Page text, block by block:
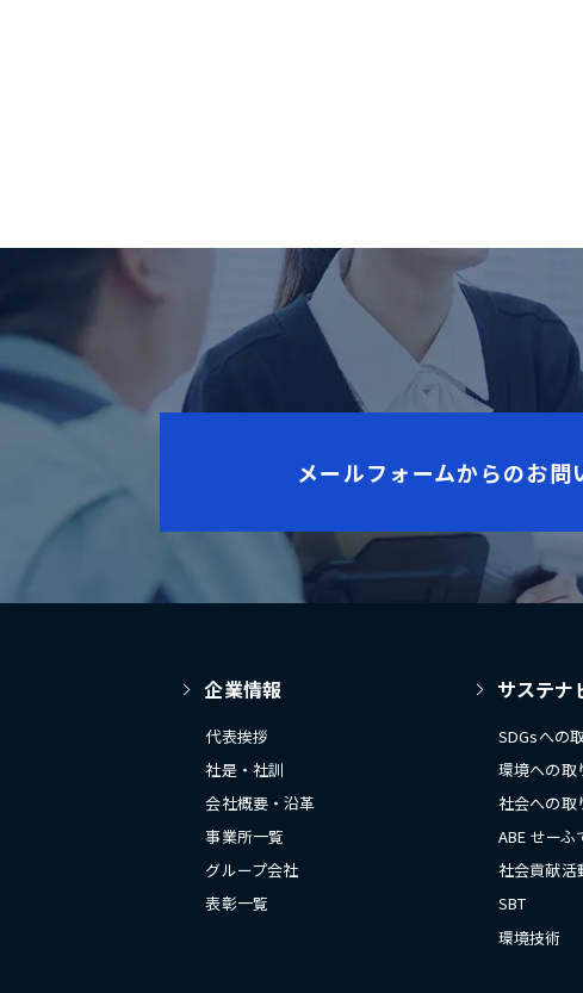
メールフォームからのお問
企業情報
代表挨拶
社是・社訓
会社概要・沿革
事業所一覧
グループ会社
表彰一覧
サステナ
SDGsへの
環境への取
社会への取
ABE せーふ
社会貢献活
SBT
環境技術